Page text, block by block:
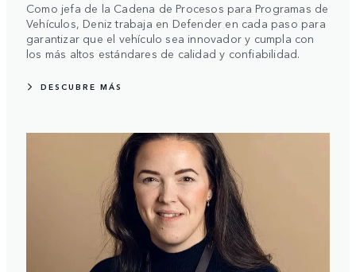
Como jefa de la Cadena de Procesos para Programas de
Vehículos, Deniz trabaja en Defender en cada paso para
garantizar que el vehículo sea innovador y cumpla con
los más altos estándares de calidad y confiabilidad.
DESCUBRE MÁS